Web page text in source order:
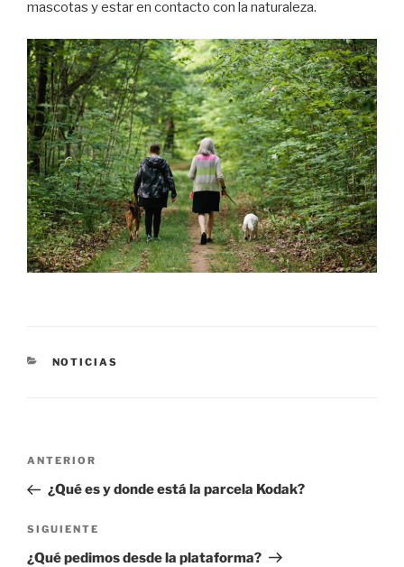
mascotas y estar en contacto con la naturaleza.
CATEGORÍAS
NOTICIAS
Navegación
entradas
Entrada
anterior:
ANTERIOR
¿Qué es y donde está la parcela Kodak?
Siguiente
entrada
SIGUIENTE
¿Qué pedimos desde la plataforma?